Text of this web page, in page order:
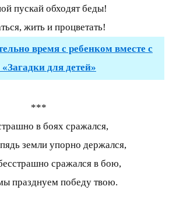
пускай обходят беды!
жить и процветать!
время с ребенком вместе с
для детей»
***
в боях сражался,
земли упорно держался,
сражался в бою,
празднуем победу твою.